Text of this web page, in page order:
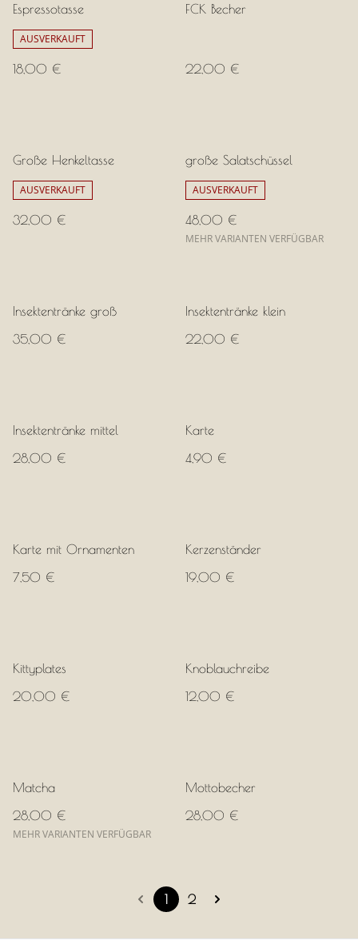
Espressotasse
AUSVERKAUFT
18,00 €
FCK Becher
22,00 €
Große Henkeltasse
AUSVERKAUFT
32,00 €
große Salatschüssel
AUSVERKAUFT
48,00 €
MEHR VARIANTEN VERFÜGBAR
Insektentränke groß
35,00 €
Insektentränke klein
22,00 €
Insektentränke mittel
28,00 €
Karte
4,90 €
Karte mit Ornamenten
7,50 €
Kerzenständer
19,00 €
Kittyplates
20,00 €
Knoblauchreibe
12,00 €
Matcha
28,00 €
MEHR VARIANTEN VERFÜGBAR
Mottobecher
28,00 €
1 2